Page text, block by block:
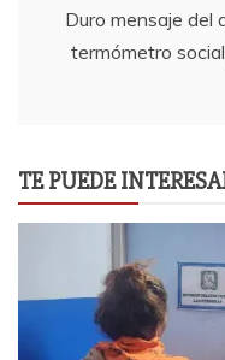
entradas
Duro mensaje del
termómetro
TE PUEDE